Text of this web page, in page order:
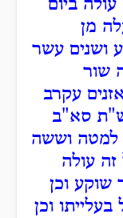
ביום
מן
ושנים עשר
שור
עקרב
סא"ב
למטה וששה
עולה
וכן
וכן